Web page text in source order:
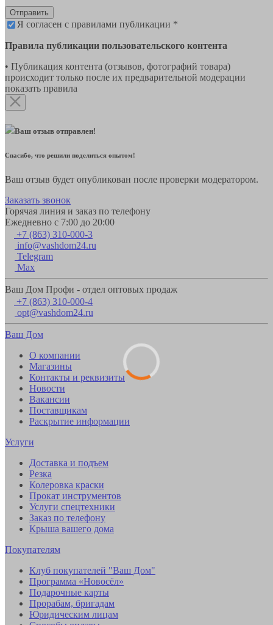
Отправить
Я согласен с правилами публикации *
Правила публикации пользовательского контента
• Публикация контента (отзывов, фотографий товара)
происходит только после их предварительной модерации
показать правила
Ваш отзыв отправлен!
Спасибо, что решили поделиться опытом!
Ваш отзыв будет опубликован после проверки модератором.
Заказать звонок
Горячая линия и заказ по телефону
Ежедневно с 7:00 до 20:00
+7 (863) 310-000-3
info@vashdom24.ru
Telegram
Max
Ваш Дом Профи - отдел оптовых продаж
+7 (863) 310-000-4
opt@vashdom24.ru
Ваш Дом
О компании
Магазины
Контакты и реквизиты
Новости
Вакансии
Поставщикам
Раскрытие информации
Услуги
Доставка и подъем
Резка
Колеровка краски
Прокат инструментов
Услуги спецтехники
Заказ по телефону
Крыша вашего дома
Покупателям
Клуб покупателей "Ваш Дом"
Программа «Новосёл»
Подарочные карты
Прорабам, бригадам
Юридическим лицам